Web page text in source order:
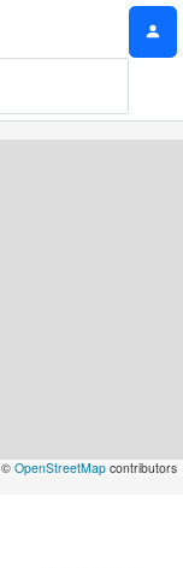
© OpenStreetMap contributors